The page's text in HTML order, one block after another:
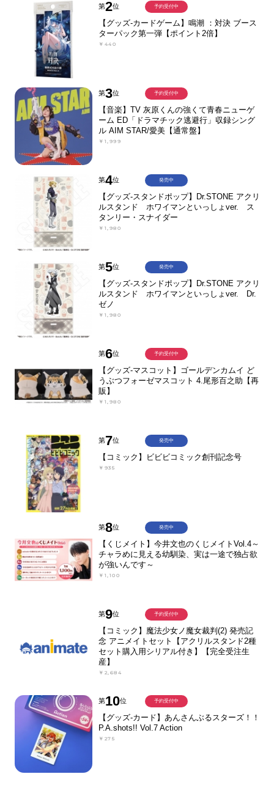
第2位
【グッズ-カードゲーム】鳴潮 ：対決 ブース
ターパック第一弾【ポイント2倍】
￥440
予約受付中
第3位
【音楽】TV 灰原くんの強くて青春ニューゲ
ーム ED「ドラマチック逃避行」収録シング
ル AIM STAR/愛美【通常盤】
￥1,999
予約受付中
第4位
【グッズ-スタンドポップ】Dr.STONE アクリ
ルスタンド ホワイマンといっしょver. ス
タンリー・スナイダー
￥1,980
発売中
第5位
【グッズ-スタンドポップ】Dr.STONE アクリ
ルスタンド ホワイマンといっしょver. Dr.
ゼノ
￥1,980
発売中
第6位
【グッズ-マスコット】ゴールデンカムイ ど
うぶつフォーゼマスコット 4.尾形百之助【再
販】
￥1,980
予約受付中
第7位
【コミック】ビビビコミック創刊記念号
￥935
発売中
第8位
【くじメイト】今井文也のくじメイトVol.4～
チャラめに見える幼馴染、実は一途で独占欲
が強いんです～
￥1,100
発売中
第9位
【コミック】魔法少女ノ魔女裁判(2) 発売記
念 アニメイトセット【アクリルスタンド2種
セット購入用シリアル付き】【完全受注生
産】
￥2,684
予約受付中
第10位
【グッズ-カード】あんさんぶるスターズ！！
P.A.shots!! Vol.7 Action
￥275
予約受付中